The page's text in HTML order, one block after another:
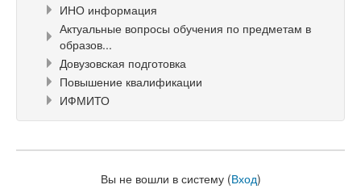
ИНО информация
Актуальные вопросы обучения по предметам в
образов...
Довузовская подготовка
Повышение квалификации
ИФМИТО
Вы не вошли в систему (Вход)